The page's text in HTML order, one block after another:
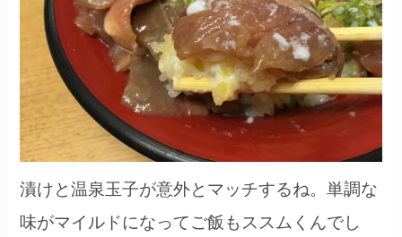
漬けと温泉玉子が意外とマッチするね。単調な
味がマイルドになってご飯もススムくんでし